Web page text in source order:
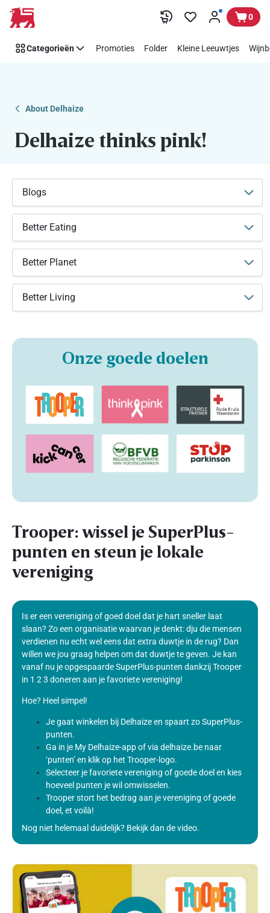
Overslaan
Makkelijk
Think
steunen
0
Categorieën Promoties Folder Kleine Leeuwtjes
About Delhaize
Delhaize thinks pink!
Blogs
Better Eating
Better Planet
Better Living
Onze goede doelen
Trooper: wissel je SuperPlus-
punten en steun je lokale
vereniging
Is er een vereniging of goed doel dat je hart sneller laat
slaan? Zo een organisatie waarvan je denkt: dju die mensen
verdienen nu echt wel eens dat extra duwtje in de rug? Dan
willen we jou graag helpen om dat duwtje te geven. Je kan
vanaf nu je opgespaarde SuperPlus-punten dankzij Trooper
in 1 2 3 doneren aan je favoriete vereniging!
Hoe? Heel simpel!
Je gaat winkelen bij Delhaize en spaart zo SuperPlus-
punten.
Ga in je My Delhaize-app of via delhaize.be naar
‘punten’ en klik op het Trooper-logo.
Selecteer je favoriete vereniging of goede doel en kies
hoeveel punten je wil omwisselen.
Trooper stort het bedrag aan je vereniging of goede
doel, et voilà!
Nog niet helemaal duidelijk? Bekijk dan de video.